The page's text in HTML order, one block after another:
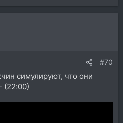
#70
симулируют, что они
(22:00)